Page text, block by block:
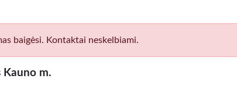
baigėsi. Kontaktai neskelbiami.
Kauno m.